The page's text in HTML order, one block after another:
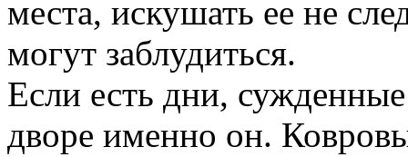
места, искушать ее не
могут заблудиться.
Если есть дни,
дворе именно он.